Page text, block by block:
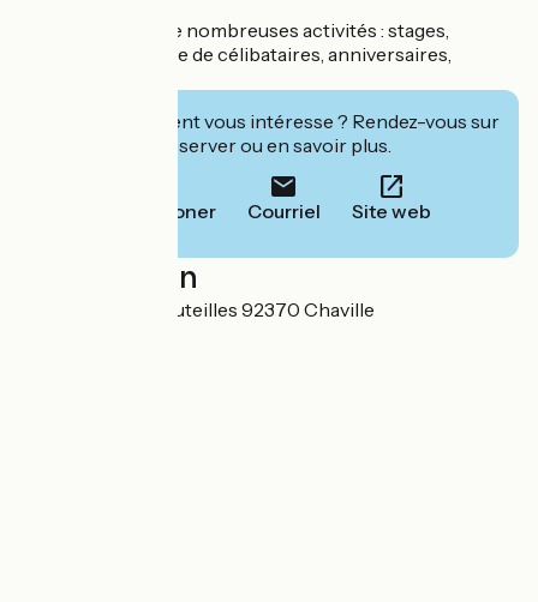
Le site propose de nombreuses activités : stages,
enterrement de vie de célibataires, anniversaires,
Cet établissement vous intéresse ? Rendez-vous sur
leur site pour réserver ou en savoir plus.
Téléphoner Courriel Site web
Localisation
Route des huit bouteilles 92370 Chaville